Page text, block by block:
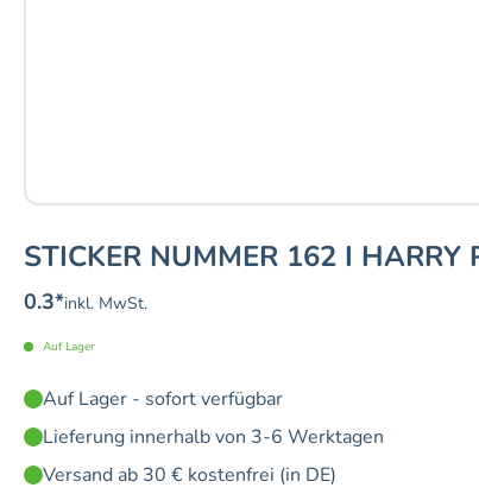
STICKER NUMMER 162 I HARRY
0.3*inkl. MwSt.
Auf Lager
Auf Lager - sofort verfügbar
Lieferung innerhalb von 3-6 Werktagen
Versand ab 30 € kostenfrei (in DE)